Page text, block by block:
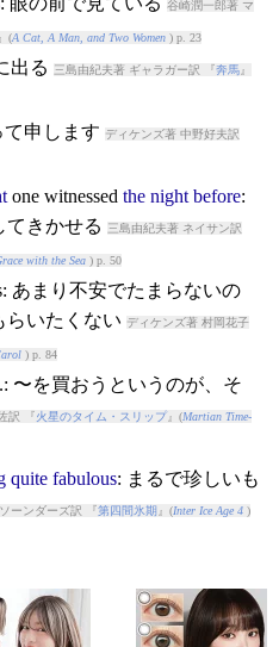
谷崎潤一郎著 マ
』(A Cat, A Man, and Two Women) p. 23
出る 三島由紀夫著 ギャラガー訳 『奔馬』
申します ディケンズ著 中野好夫訳
one witnessed the night before:
てきかせる
三島由紀夫著 ネイサン訳
with the Sea) p. 50
あまり不安でたまらないの
らいたくない ディケンズ著 村岡花子
) p. 84
〜を買おうというのが、そ
訳 『 火星のタイム・スリップ』(Martian Time-
quite fabulous: まるで珍しいも
ーンダーズ訳 『第四間氷期 』(Inter Ice Age 4)